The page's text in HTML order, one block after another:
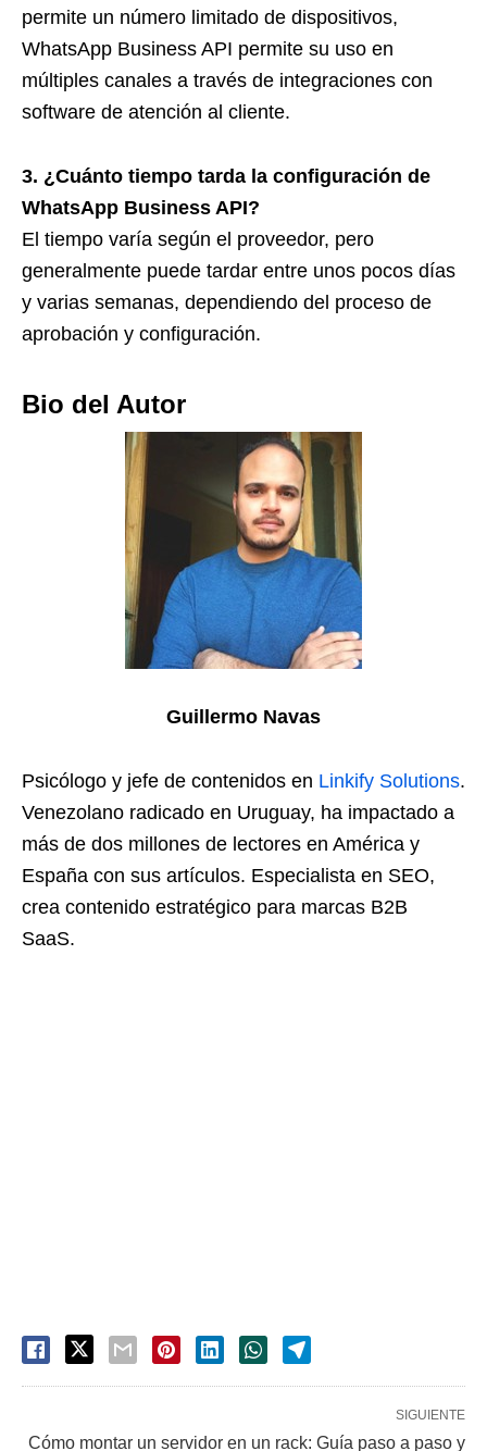
permite un número limitado de dispositivos,
WhatsApp Business API permite su uso en
múltiples canales a través de integraciones con
software de atención al cliente.
3. ¿Cuánto tiempo tarda la configuración de
WhatsApp Business API?
El tiempo varía según el proveedor, pero
generalmente puede tardar entre unos pocos días
y varias semanas, dependiendo del proceso de
aprobación y configuración.
Bio del Autor
Guillermo Navas
Psicólogo y jefe de contenidos en Linkify Solutions.
Venezolano radicado en Uruguay, ha impactado a
más de dos millones de lectores en América y
España con sus artículos. Especialista en SEO,
crea contenido estratégico para marcas B2B
SaaS.
SIGUIENTE
Cómo montar un servidor en un rack: Guía paso a paso y